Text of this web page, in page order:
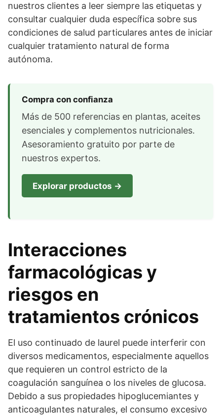
nuestros clientes a leer siempre las etiquetas y
consultar cualquier duda específica sobre sus
condiciones de salud particulares antes de iniciar
cualquier tratamiento natural de forma
autónoma.
Compra con confianza
Más de 500 referencias en plantas, aceites
esenciales y complementos nutricionales.
Asesoramiento gratuito por parte de
nuestros expertos.
Explorar productos →
Interacciones
farmacológicas y
riesgos en
tratamientos crónicos
El uso continuado de laurel puede interferir con
diversos medicamentos, especialmente aquellos
que requieren un control estricto de la
coagulación sanguínea o los niveles de glucosa.
Debido a sus propiedades hipoglucemiantes y
anticoagulantes naturales, el consumo excesivo